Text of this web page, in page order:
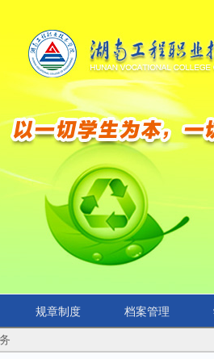
规章制度 档案管理